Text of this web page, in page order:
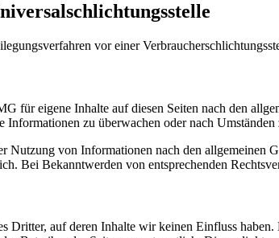
vor einer
für eigene Inhalte auf diesen Seiten nach den
Informationen zu überwachen oder nach
Nutzung von Informationen nach den allgemeinen
Bei Bekanntwerden von entsprechenden
Dritter, auf deren Inhalte wir keinen Einfluss